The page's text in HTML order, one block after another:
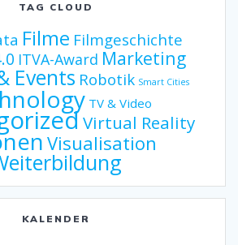
TAG CLOUD
Filme Filmgeschichte
ITVA-Award Marketing
Events Robotik Smart Cities
TV & Video
Virtual Reality
Visualisation
KALENDER